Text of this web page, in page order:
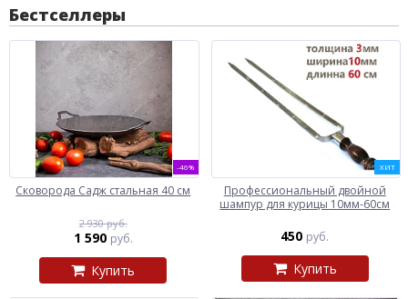
Бестселлеры
-46%
Сковорода Садж стальная 40 см
2 930 руб.
1 590 руб.
Купить
ХИТ
Профессиональный двойной
шампур для курицы 10мм-60см
450 руб.
Купить